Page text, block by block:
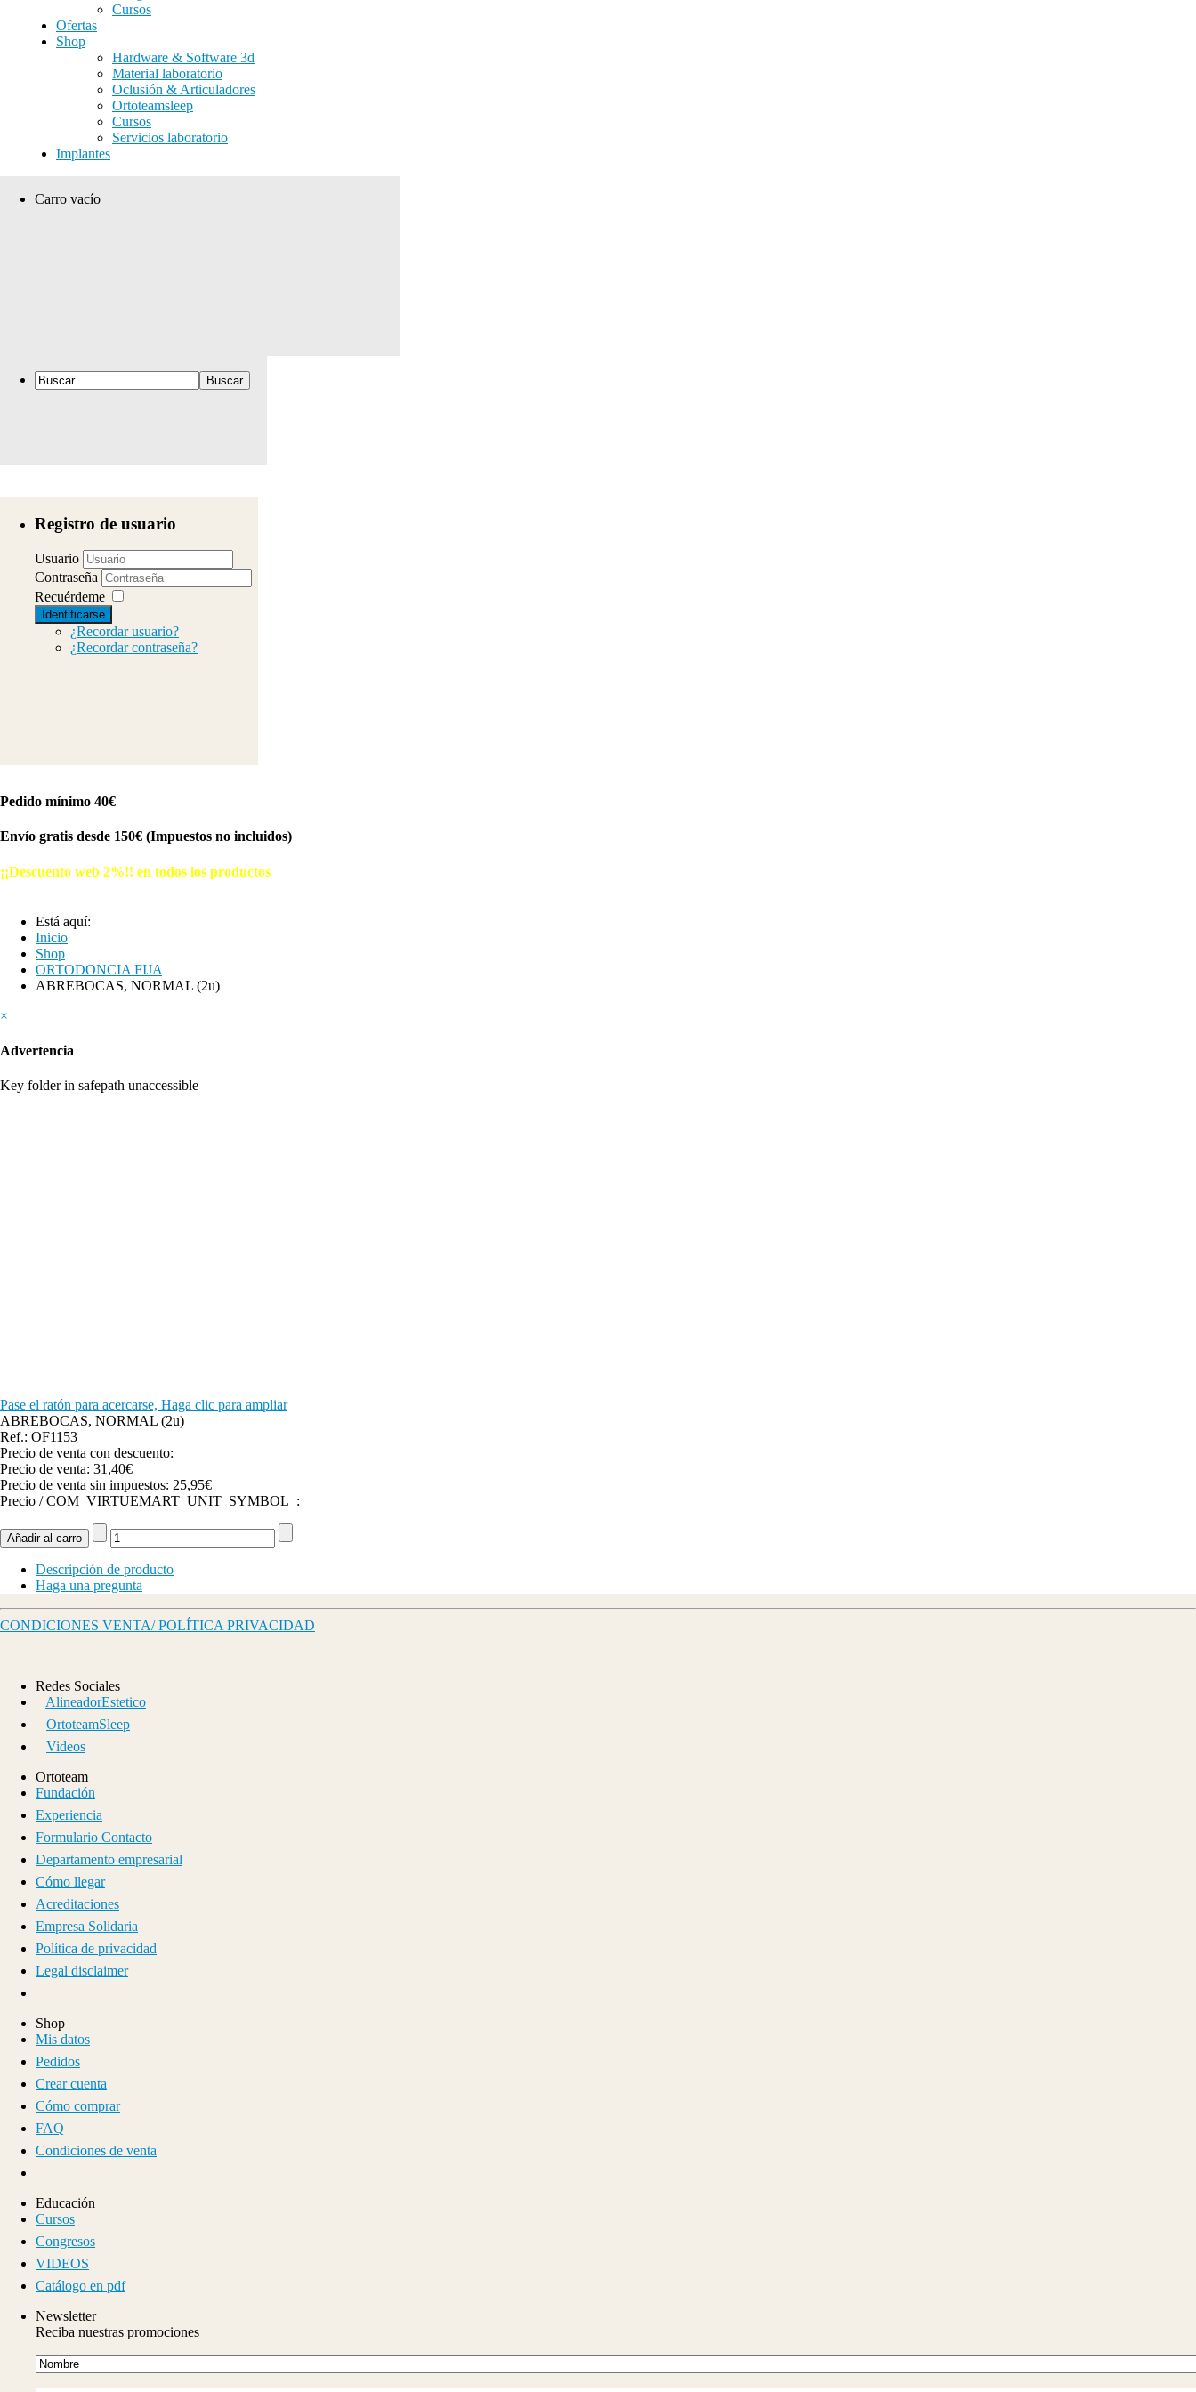
Cursos
Ofertas
Shop
Hardware & Software 3d
Material laboratorio
Oclusión & Articuladores
Ortoteamsleep
Cursos
Servicios laboratorio
Implantes
Carro vacío
Registro de usuario
Usuario
Contraseña
Recuérdeme
Identificarse
¿Recordar usuario?
¿Recordar contraseña?
Pedido mínimo 40€
Envío gratis desde 150€ (Impuestos no incluidos)
¡¡Descuento web 2%!! en todos los productos
Está aquí:
Inicio
Shop
ORTODONCIA FIJA
ABREBOCAS, NORMAL (2u)
×
Advertencia
Key folder in safepath unaccessible
Pase el ratón para acercarse, Haga clic para ampliar
ABREBOCAS, NORMAL (2u)
Ref.: OF1153
Precio de venta con descuento:
Precio de venta: 31,40€
Precio de venta sin impuestos: 25,95€
Precio / COM_VIRTUEMART_UNIT_SYMBOL_:
Descripción de producto
Haga una pregunta
CONDICIONES VENTA/ POLÍTICA PRIVACIDAD
Redes Sociales
AlineadorEstetico
OrtoteamSleep
Videos
Ortoteam
Fundación
Experiencia
Formulario Contacto
Departamento empresarial
Cómo llegar
Acreditaciones
Empresa Solidaria
Política de privacidad
Legal disclaimer
Shop
Mis datos
Pedidos
Crear cuenta
Cómo comprar
FAQ
Condiciones de venta
Educación
Cursos
Congresos
VIDEOS
Catálogo en pdf
Newsletter
Reciba nuestras promociones